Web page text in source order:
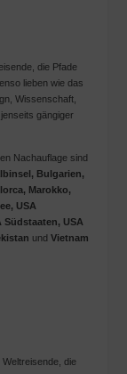
die Pfade
lieben wie das
Wissenschaft,
gängiger
Nachauflage sind
Bulgarien,
Marokko,
USA
Südstaaten, USA
und Vietnam
die